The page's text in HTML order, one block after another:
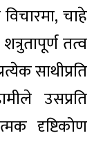
चाहे
तत्व
साथीप्रति
उसप्रति
दृष्टिकोण